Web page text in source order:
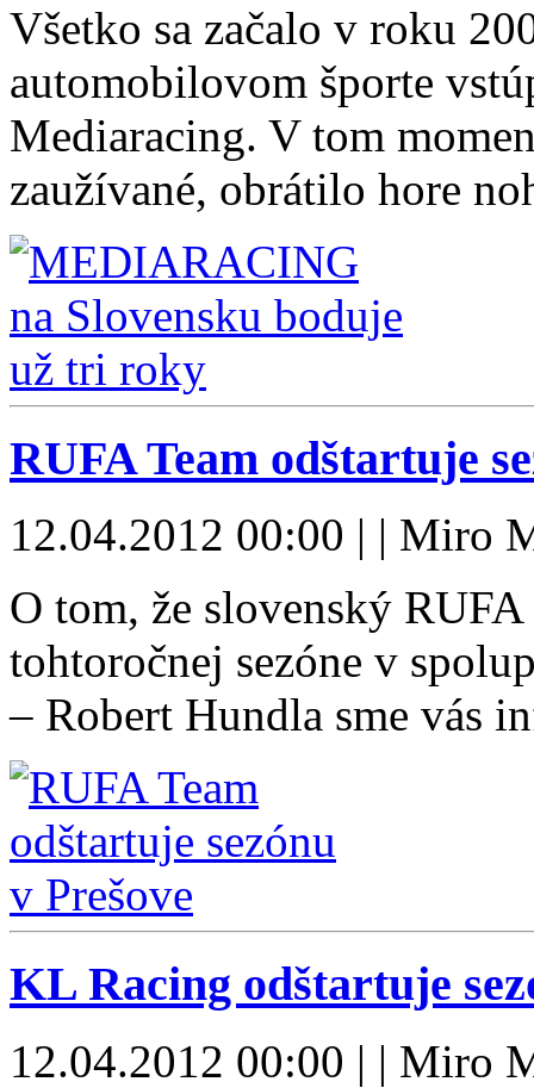
Všetko sa začalo v roku
automobilovom športe
Mediaracing. V tom
zaužívané, obrátilo hore
RUFA Team odštartuje
12.04.2012 00:00 | | Miro
O tom, že slovenský
tohtoročnej sezóne v
– Robert Hundla sme vás
KL Racing odštartuje
12.04.2012 00:00 | | Miro